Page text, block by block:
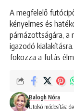
A megfelelő
kényelmes és
párnázottságára, a
igazodó
fokozza a futás
Utolsó módosítás:
Balogh Nóra